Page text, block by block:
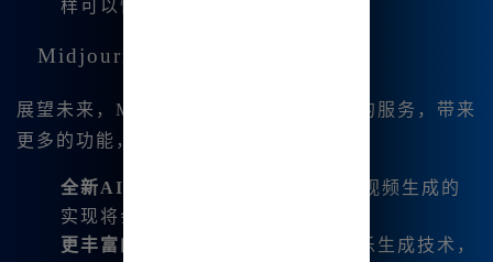
样可以慢慢找到适合的表达方式。
Midjourney的未来趋势
展望未来，Midjourney将不断升级自己的服务，带来
更多的功能，例如：
全新AI视频制作
：不仅限于图像，视频生成的
实现将会在艺术表现上迈出一大步。
更丰富的音乐功能
：不断提升的音乐生成技术，